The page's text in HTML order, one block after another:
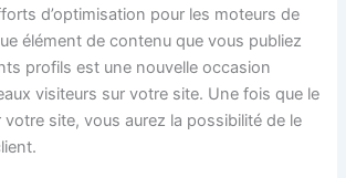
d’optimisation pour les moteurs de
élément de contenu que vous publiez
profils est une nouvelle occasion
visiteurs sur votre site. Une fois que le
votre site, vous aurez la possibilité de le